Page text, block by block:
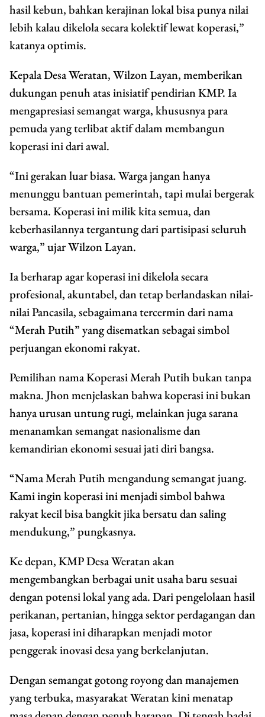
hasil kebun, bahkan kerajinan lokal bisa punya nilai
lebih kalau dikelola secara kolektif lewat koperasi,”
katanya optimis.
Kepala Desa Weratan, Wilzon Layan, memberikan
dukungan penuh atas inisiatif pendirian KMP. Ia
mengapresiasi semangat warga, khususnya para
pemuda yang terlibat aktif dalam membangun
koperasi ini dari awal.
“Ini gerakan luar biasa. Warga jangan hanya
menunggu bantuan pemerintah, tapi mulai bergerak
bersama. Koperasi ini milik kita semua, dan
keberhasilannya tergantung dari partisipasi seluruh
warga,” ujar Wilzon Layan.
Ia berharap agar koperasi ini dikelola secara
profesional, akuntabel, dan tetap berlandaskan nilai-
nilai Pancasila, sebagaimana tercermin dari nama
“Merah Putih” yang disematkan sebagai simbol
perjuangan ekonomi rakyat.
Pemilihan nama Koperasi Merah Putih bukan tanpa
makna. Jhon menjelaskan bahwa koperasi ini bukan
hanya urusan untung rugi, melainkan juga sarana
menanamkan semangat nasionalisme dan
kemandirian ekonomi sesuai jati diri bangsa.
“Nama Merah Putih mengandung semangat juang.
Kami ingin koperasi ini menjadi simbol bahwa
rakyat kecil bisa bangkit jika bersatu dan saling
mendukung,” pungkasnya.
Ke depan, KMP Desa Weratan akan
mengembangkan berbagai unit usaha baru sesuai
dengan potensi lokal yang ada. Dari pengelolaan hasil
perikanan, pertanian, hingga sektor perdagangan dan
jasa, koperasi ini diharapkan menjadi motor
penggerak inovasi desa yang berkelanjutan.
Dengan semangat gotong royong dan manajemen
yang terbuka, masyarakat Weratan kini menatap